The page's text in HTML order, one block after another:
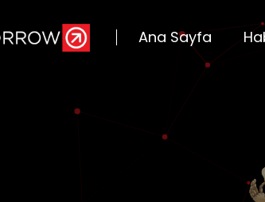
Ana Sayfa